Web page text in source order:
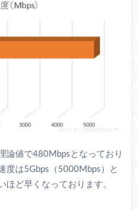
論値で480Mbpsとなっており
度は5Gbps（5000Mbps）と
ほど早くなっております。